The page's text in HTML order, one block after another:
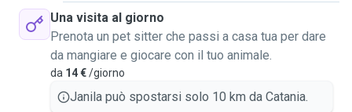
Una visita al giorno
Prenota un pet sitter che passi a casa tua per dare
da mangiare e giocare con il tuo animale.
da 14 €/giorno
Janila può spostarsi solo 10 km da Catania.